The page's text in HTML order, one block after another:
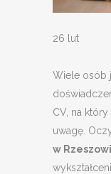
26 lut
Wiele osób
CV, na
uwagę.
w